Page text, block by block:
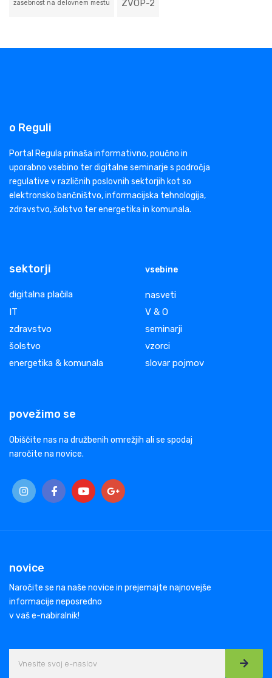
zasebnost na delovnem mestu ZVOP-2
o Reguli
Portal Regula prinaša informativno, poučno in
uporabno vsebino ter digitalne seminarje s področja
regulative v različnih poslovnih sektorjih kot so
elektronsko bančništvo, informacijska tehnologija,
zdravstvo, šolstvo ter energetika in komunala.
sektorji
digitalna plačila
IT
zdravstvo
šolstvo
energetika & komunala
vsebine
nasveti
V & O
seminarji
vzorci
slovar pojmov
povežimo se
Obiščite nas na družbenih omrežjih ali se spodaj
naročite na novice.
novice
Naročite se na naše novice in prejemajte najnovejše
informacije neposredno
v vaš e-nabiralnik!